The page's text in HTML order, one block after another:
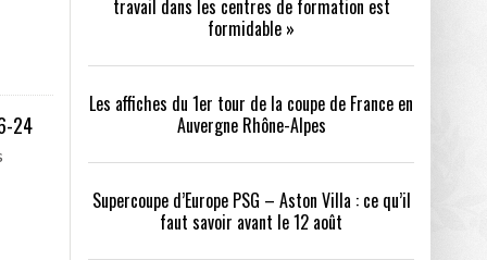
a tenu toutes ses promesses - 04/07/2026
24
travail dans les centres de formation est
formidable »
Les affiches du 1er tour de la coupe de France en
Auvergne Rhône-Alpes
Supercoupe d’Europe PSG – Aston Villa : ce qu’il
faut savoir avant le 12 août